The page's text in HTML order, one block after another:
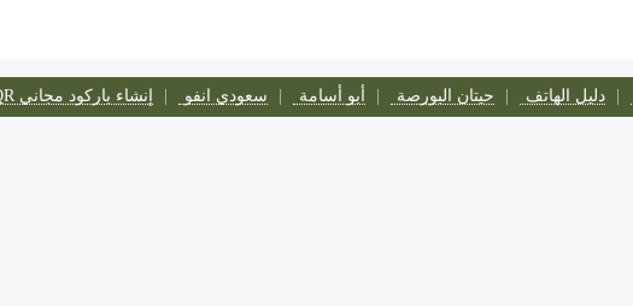
دليل الهاتف حيتان البورصة أبو أسامة سعودي انفو إنشاء باركود مجاني QR